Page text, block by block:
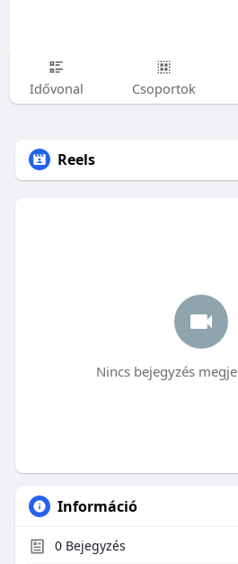
Idővonal Csoportok
Reels
Nincs bejegyzés
Információ
0Bejegyzés